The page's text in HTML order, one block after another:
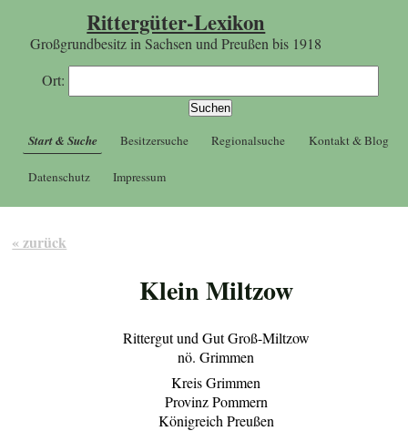
Rittergüter-Lexikon
Großgrundbesitz in Sachsen und Preußen bis 1918
Ort:
Start & Suche Besitzersuche Regionalsuche Kontakt & Blog
Datenschutz Impressum
« zurück
Klein Miltzow
Rittergut und Gut Groß-Miltzow
nö. Grimmen
Kreis Grimmen
Provinz Pommern
Königreich Preußen